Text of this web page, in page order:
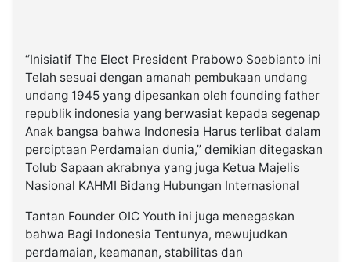
“Inisiatif The Elect President Prabowo Soebianto ini
Telah sesuai dengan amanah pembukaan undang
undang 1945 yang dipesankan oleh founding father
republik indonesia yang berwasiat kepada segenap
Anak bangsa bahwa Indonesia Harus terlibat dalam
perciptaan Perdamaian dunia,” demikian ditegaskan
Tolub Sapaan akrabnya yang juga Ketua Majelis
Nasional KAHMI Bidang Hubungan Internasional
Tantan Founder OIC Youth ini juga menegaskan
bahwa Bagi Indonesia Tentunya, mewujudkan
perdamaian, keamanan, stabilitas dan